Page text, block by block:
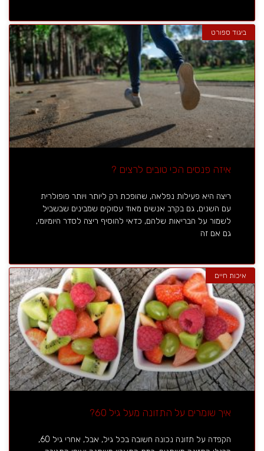
ביגוד ספורט
איזה פנסים הכי טובים לרצים ?
ריצה היא פעילות נפלאה, שהופכת רק ליותר ויותר פופולרית
עם השנים, גם בקרב אנשים מאוד עסוקים שמבינים שבשביל
לשמור על הבריאות שלהם, כדאי להוסיף ריצה לסדר היומיומי,
גם אם זה
איכות חיים
איך שומרים על התזונה מעל גיל 60?
הקפדה על תזונה נכונה חשובה בכל גיל, אבל, אחרי גיל 60,